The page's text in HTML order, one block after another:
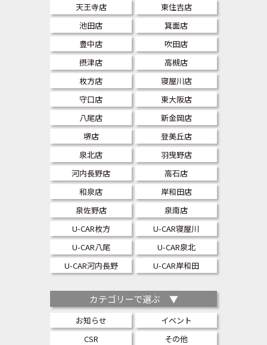
天王寺店
東住吉店
池田店
箕面店
豊中店
吹田店
摂津店
高槻店
枚方店
寝屋川店
守口店
東大阪店
八尾店
新金岡店
堺店
登美丘店
泉北店
羽曳野店
河内長野店
高石店
和泉店
岸和田店
泉佐野店
泉南店
U-CAR枚方
U-CAR寝屋川
U-CAR八尾
U-CAR泉北
U-CAR河内長野
U-CAR岸和田
カテゴリーで選ぶ ▼
お知らせ
イベント
CSR
その他